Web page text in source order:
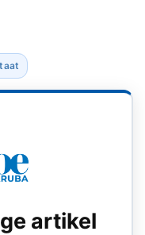
artikel